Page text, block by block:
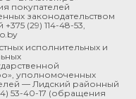
покупателей
законодательством
+375 (29) 114-48-53
исполнительных и
уполномоченных
— Лидский районный
53-40-17 (обращения